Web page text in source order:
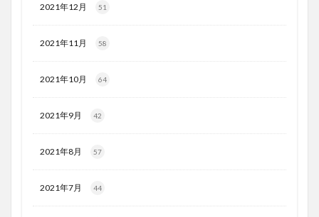
2021年12月 51
2021年11月 58
2021年10月 64
2021年9月 42
2021年8月 57
2021年7月 44